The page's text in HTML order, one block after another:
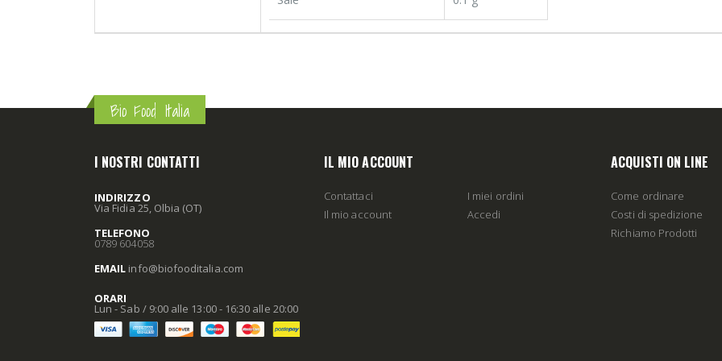
Bio Food Italia
I NOSTRI CONTATTI
INDIRIZZO
Via Fidia 25, Olbia (OT)
TELEFONO
0789 604058
EMAIL info@biofooditalia.com
ORARI
Lun - Sab / 9:00 alle 13:00 - 16:30 alle 20:00
IL MIO ACCOUNT
Contattaci
Il mio account
I miei ordini
Accedi
ACQUISTI ON LINE
Come ordinare
Costi di spedizione
Richiamo Prodotti